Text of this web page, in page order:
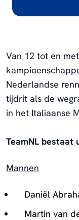
Van 12 tot en
Nederlandse
tijdrit als de
in het Italiaanse
TeamNL bestaat
Mannen
Daniël
Martin van